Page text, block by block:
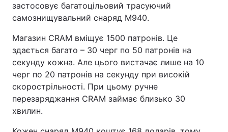
застосовує багатоцільовий трасуючий
самознищувальний снаряд M940.
Магазин CRAM вміщує 1500 патронів. Це
здається багато – 30 черг по 50 патронів на
секунду кожна. Але цього вистачає лише на 10
черг по 20 патронів на секунду при високій
скорострільності. При цьому ручне
перезаряджання CRAM займає близько 30
хвилин.